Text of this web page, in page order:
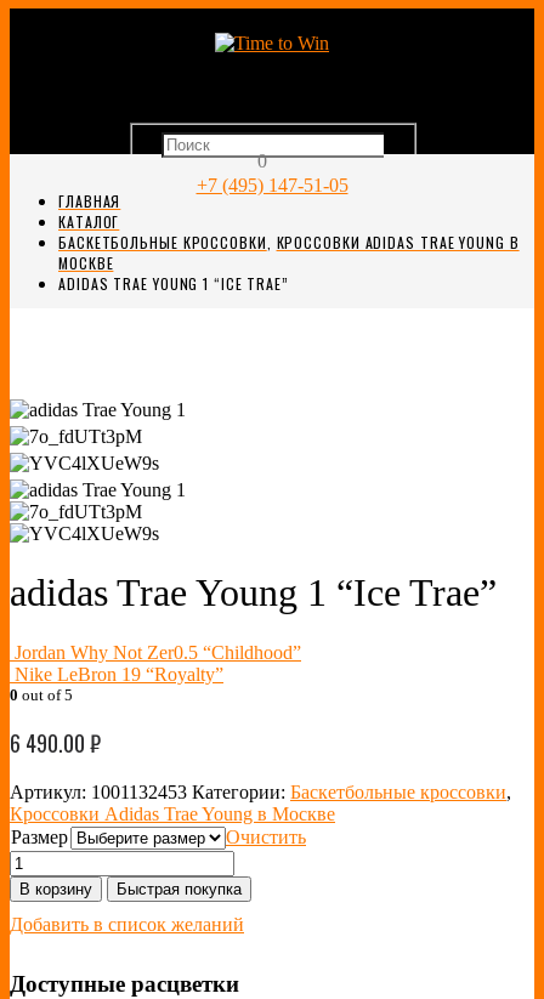
0
+7 (495) 147-51-05
ГЛАВНАЯ
КАТАЛОГ
БАСКЕТБОЛЬНЫЕ КРОССОВКИ КРОССОВКИ ADIDAS TRAE YOUNG В
МОСКВЕ
ADIDAS TRAE YOUNG 1 “ICE TRAE”
adidas Trae Young 1 “Ice Trae”
Jordan Why Not Zer0.5 “Childhood”
Nike LeBron 19 “Royalty”
0 out of 5
6 490.00₽
Артикул: 1001132453 Категории: Баскетбольные кроссовки,
Кроссовки Adidas Trae Young в Москве
Размер
Очистить
В корзину Быстрая покупка
Добавить в список желаний
Доступные расцветки